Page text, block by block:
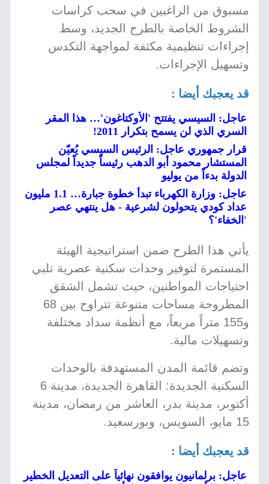
مسبوق من الراغبين في سحب كراسات
الشروط الخاصة بالطرح الجديد، وسط
إجراءات تنظيمية مكثفة لمواجهة التكدس
وتسهيل الإجراءات.
قد يعجبك أيضا :
عاجل: السيسي يفتتح 'الأوكتاغون'… هذا المقر
السري الذي لن يسمح بتكرار 2011!
قرار جمهوري عاجل: الرئيس السيسي يُعيّن
المستشار محمود أبو الدهب رئيساً جديداً لمجلس
الدولة بدءاً من يوليو
عاجل: وزارة الكهرباء تبدأ خطوة جبارة… 1.1 مليون
عداد كودي يتحولون لشرعية - هل ينتهي عصر
'الخفاء'؟
يأتي هذا الطرح ضمن استراتيجية الهيئة
المستمرة لتوفير وحدات سكنية عصرية تلبي
احتياجات المواطنين، حيث تشمل الشقق
المطروحة مساحات متنوعة تتراوح بين 68
و155 متراً مربعاً، مع أنظمة سداد مختلفة
وتسهيلات مالية.
وتضم قائمة المدن المستهدفة بالوحدات
السكنية الجديدة: القاهرة الجديدة، مدينة 6
أكتوبر، مدينة بدر، العاشر من رمضان، مدينة
15 مايو، السويس، وبورسعيد.
قد يعجبك أيضا :
عاجل: برلمانيون يوافقون نهائياً على التعديل الخطير